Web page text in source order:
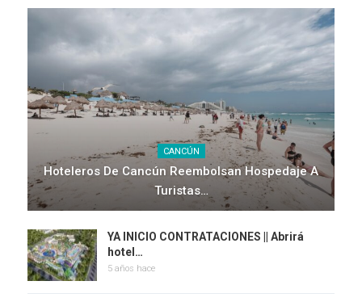
CANCÚN
Hoteleros De Cancún Reembolsan Hospedaje A
Turistas…
YA INICIO CONTRATACIONES || Abrirá
hotel…
5 años hace